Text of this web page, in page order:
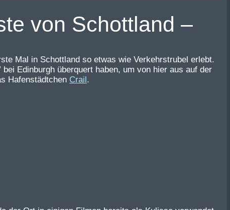
von Schottland –
Mal in Schottland so etwas wie Verkehrstrubel erlebt.
Edinburgh überquert haben, um von hier aus auf der
Hafenstädtchen Crail .